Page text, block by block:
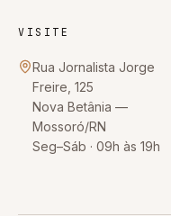
VISITE
Rua Jornalista Jorge
Freire, 125
Nova Betânia —
Mossoró/RN
Seg–Sáb · 09h às 19h